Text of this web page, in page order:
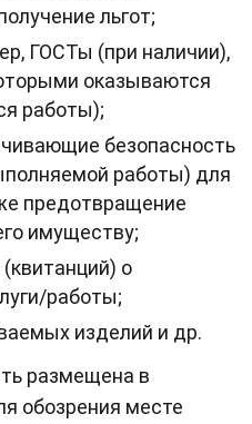
льгот;
ГОСТы (при наличии),
оказываются
работы);
безопасность
работы) для
предотвращение
имуществу;
о
работы;
изделий и др.
размещена в
обозрения месте